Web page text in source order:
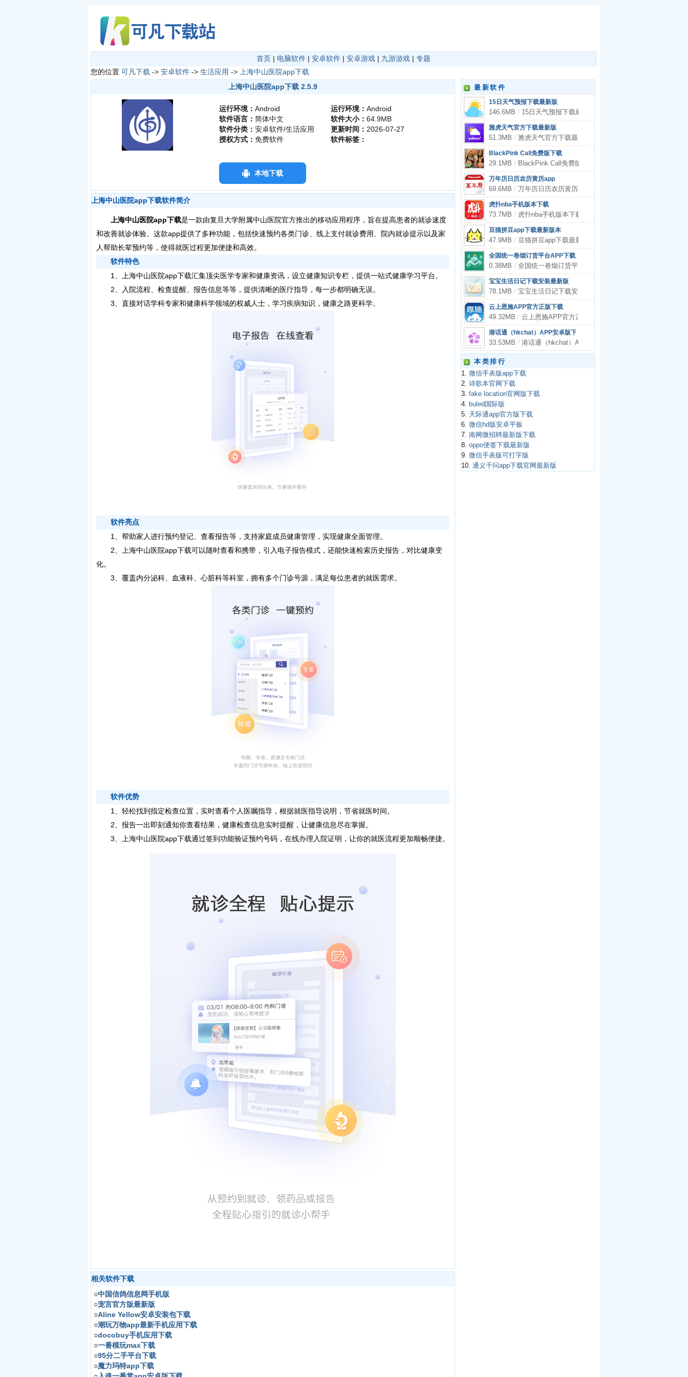
首页 | 电脑软件 | 安卓软件 | 安卓游戏 | 九游游戏 | 专题
您的位置 可凡下载 -> 安卓软件 -> 生活应用 ->
上海中山医院app下载
上海中山医院app下载 2.5.9
运行环境： Android
软件语言： 简体中文
软件分类： 安卓软件/生活应用
授权方式： 免费软件
运行环境： Android
软件大小： 64.9MB
更新时间： 2026-07-27
软件标签：
本地下载
上海中山医院app下载软件简介
上海中山医院app下载是一款由复旦大学附属中山医院官方推出的移动应用程序，旨在提高患者的就诊速度
和改善就诊体验。这款app提供了多种功能，包括快速预约各类门诊、线上支付就诊费用、院内就诊提示以及家
人帮助长辈预约等，使得就医过程更加便捷和高效。
软件特色
1、上海中山医院app下载汇集顶尖医学专家和健康资讯，设立健康知识专栏，提供一站式健康学习平台。
2、入院流程、检查提醒、报告信息等等，提供清晰的医疗指导，每一步都明确无误。
3、直接对话学科专家和健康科学领域的权威人士，学习疾病知识，健康之路更科学。
软件亮点
1、帮助家人进行预约登记、查看报告等，支持家庭成员健康管理，实现健康全面管理。
2、上海中山医院app下载可以随时查看和携带，引入电子报告模式，还能快速检索历史报告，对比健康变
化。
3、覆盖内分泌科、血液科、心脏科等科室，拥有多个门诊号源，满足每位患者的就医需求。
软件优势
1、轻松找到指定检查位置，实时查看个人医嘱指导，根据就医指导说明，节省就医时间。
2、报告一出即刻通知你查看结果，健康检查信息实时提醒，让健康信息尽在掌握。
3、上海中山医院app下载通过签到功能验证预约号码，在线办理入院证明，让你的就医流程更加顺畅便捷。
相关软件下载
○中国信鸽信息网手机版
○宠言官方版最新版
○Aline Yellow安卓安装包下载
○潮玩万物app最新手机应用下载
○docobuy手机应用下载
○一番模玩max下载
○95分二手平台下载
○魔力玛特app下载
最新软件
15日天气预报下载最新版
146.6MB/ 15日天气预报下载最新版
雅虎天气官方下载最新版
51.3MB/ 雅虎天气官方下载最新版
BlackPink Call免费版下载
29.1MB/ BlackPink Call免费版下载
万年历日历农历黄历app
69.6MB/ 万年历日历农历黄历app
虎扑nba手机版本下载
73.7MB/ 虎扑nba手机版本下载
豆猫拼豆app下载最新版本
47.9MB/ 豆猫拼豆app下载最新版本
全国统一卷烟订货平台APP下载安装
0.38MB/ 全国统一卷烟订货平台APP下载安装
宝宝生活日记下载安装最新版
78.1MB/ 宝宝生活日记下载安装最新版
云上恩施APP官方正版下载
49.32MB/ 云上恩施APP官方正版下载
港话通（hkchat）APP安卓版下载
33.53MB/ 港话通（hkchat）APP安卓版下载
本类排行
1. 微信手表版app下载
2. 诗歌本官网下载
3. fake location官网版下载
4. buled国际版
5. 天际通app官方版下载
6. 微信hd版安卓平板
7. 南网微招聘最新版下载
8. oppo便签下载最新版
9. 微信手表版可打字版
10. 通义千问app下载官网最新版